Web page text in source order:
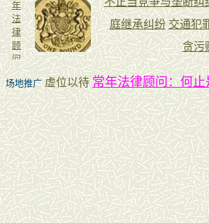
场地推广虚位以待常年法律顾问：何